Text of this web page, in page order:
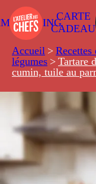
CARTE
CADEAU
Accueil > Recettes
légumes > Tartare
cumin, tuile au